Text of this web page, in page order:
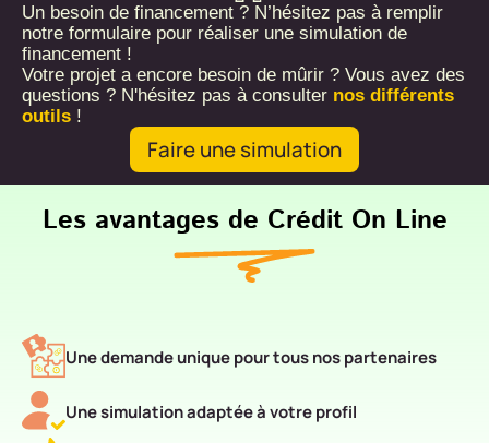
Un besoin de financement ? N’hésitez pas à remplir
notre formulaire pour réaliser une simulation de
financement !
Votre projet a encore besoin de mûrir ? Vous avez des
questions ? N'hésitez pas à consulter nos différents
outils !
Faire une simulation
Les avantages de Crédit On Line
Une demande unique pour tous nos partenaires
Une simulation adaptée à votre profil